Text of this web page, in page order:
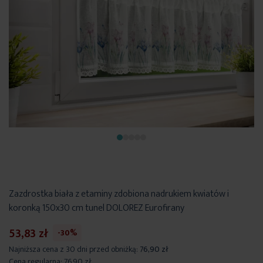
Zazdrostka biała z etaminy zdobiona nadrukiem kwiatów i
koronką 150x30 cm tunel DOLOREZ Eurofirany
53,83 zł
-30%
Najniższa cena z 30 dni przed obniżką: 76,90 zł